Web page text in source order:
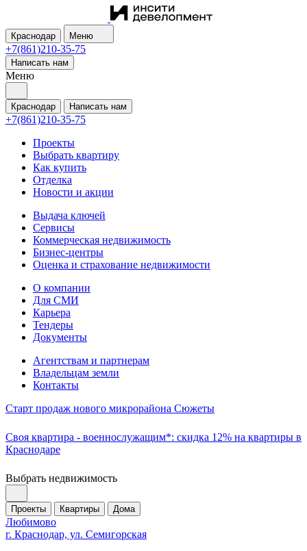
Краснодар Меню
+7(861)210-35-75
Написать нам
Меню
Краснодар Написать нам
+7(861)210-35-75
Проекты
Выбрать квартиру
Как купить
Отделка
Новости и акции
Выдача ключей
Сервисы
Коммерческая недвижимость
Бизнес-центры
Оценка и страхование недвижимости
О компании
Для СМИ
Карьера
Тендеры
Документы
Агентствам и партнерам
Владельцам земли
Контакты
Старт продаж нового микрорайона Сюжеты
Своя квартира - военнослужащим*: скидка 12% на квартиры в
Краснодаре
Выбрать недвижимость
Проекты Квартиры Дома
Любимово
г. Краснодар, ул. Семигорская